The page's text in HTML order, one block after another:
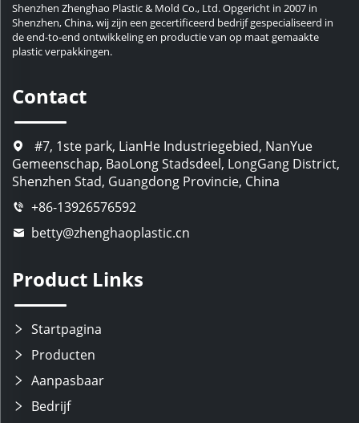
Shenzhen Zhenghao Plastic & Mold Co., Ltd. Opgericht in 2007 in
Shenzhen, China, wij zijn een gecertificeerd bedrijf gespecialiseerd in
de end-to-end ontwikkeling en productie van op maat gemaakte
plastic verpakkingen.
Contact
#7, 1ste park, LianHe Industriegebied, NanYue
Gemeenschap, BaoLong Stadsdeel, LongGang District,
Shenzhen Stad, Guangdong Provincie, China
+86-13926576592
betty@zhenghaoplastic.cn
Product Links
Startpagina
Producten
Aanpasbaar
Bedrijf